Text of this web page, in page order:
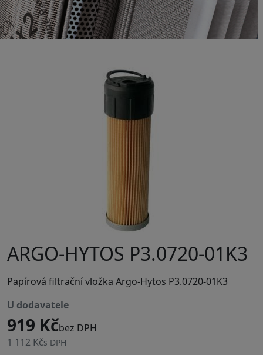
ARGO-HYTOS P3.0720-01K3
Papírová filtrační vložka Argo-Hytos P3.0720-01K3
u dodavatele
919 Kčbez DPH
1 112 Kčs DPH